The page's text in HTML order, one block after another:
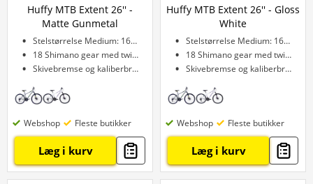
Huffy MTB Extent 26'' -
Matte Gunmetal
Stelstørrelse Medium: 165–178 cm
18 Shimano gear med twist-skifte
Skivebremse og kaliberbremse
Webshop Fleste butikker
Læg i kurv
Huffy MTB Extent 26'' - Gloss
White
Stelstørrelse Medium: 165–178 cm
18 Shimano gear med twist-skifte
Skivebremse og kaliberbremse
Webshop Fleste butikker
Læg i kurv